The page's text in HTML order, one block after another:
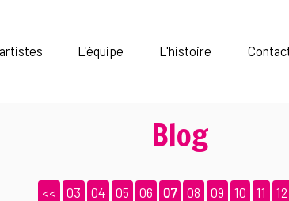
L'équipe L'histoire
Blog
<< 03 04 05 06 07 08 09 10 11 12